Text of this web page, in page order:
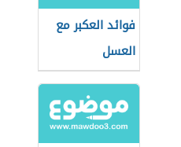
فوائد العكبر مع
العسل